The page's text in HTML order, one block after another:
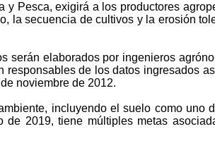
Pesca, exigirá a los productores
la secuencia de cultivos y la erosión
elaborados por ingenieros
responsables de los datos ingresados
noviembre de 2012.
incluyendo el suelo como uno
2019, tiene múltiples metas